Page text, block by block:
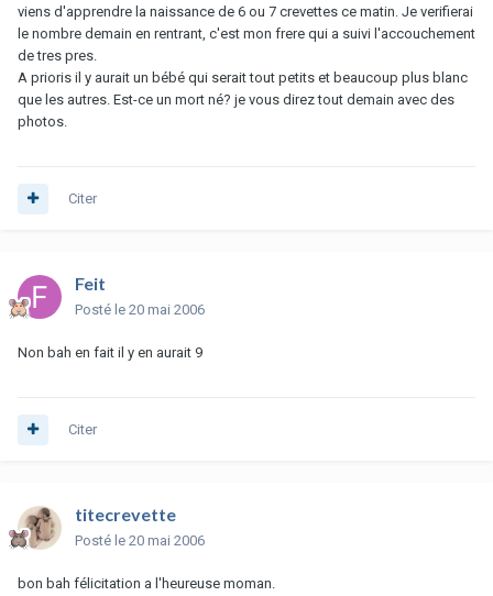
viens d'apprendre la naissance de 6 ou 7 crevettes ce matin. Je verifierai
le nombre demain en rentrant, c'est mon frere qui a suivi l'accouchement
de tres pres.
A prioris il y aurait un bébé qui serait tout petits et beaucoup plus blanc
que les autres. Est-ce un mort né? je vous direz tout demain avec des
photos.
Citer
Feit
Posté le 20 mai 2006
Non bah en fait il y en aurait 9
Citer
titecrevette
Posté le 20 mai 2006
bon bah félicitation a l'heureuse moman.